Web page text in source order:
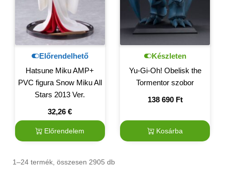
Előrendelhető
Hatsune Miku AMP+
PVC figura Snow Miku All
Stars 2013 Ver.
32,26€
Előrendelem
Készleten
Yu-Gi-Oh! Obelisk the
Tormentor szobor
138 690 Ft
Kosárba
1–24 termék, összesen 2905 db